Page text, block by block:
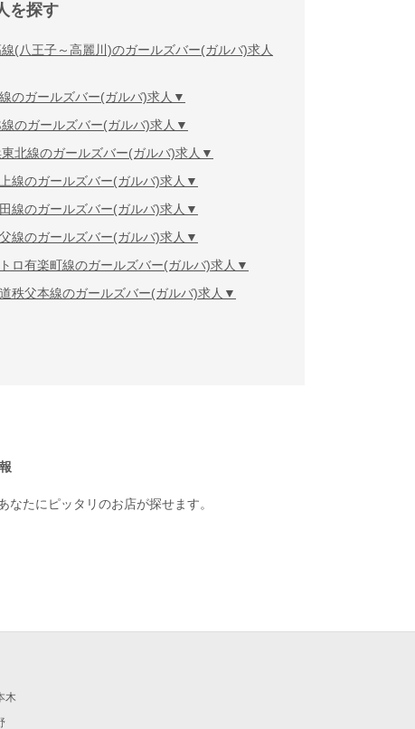
を探す
(八王子～高麗川)のガールズバー(ガルバ)求人
のガールズバー(ガルバ)求人
のガールズバー(ガルバ)求人
北線のガールズバー(ガルバ)求人
線のガールズバー(ガルバ)求人
線のガールズバー(ガルバ)求人
線のガールズバー(ガルバ)求人
ロ有楽町線のガールズバー(ガルバ)求人
秩父本線のガールズバー(ガルバ)求人
たにピッタリのお店が探せます。
木